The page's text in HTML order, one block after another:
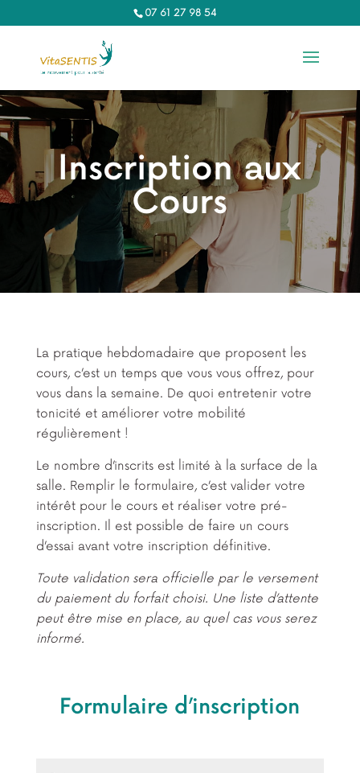
07 61 27 98 54‬
Inscription aux
Cours
La pratique hebdomadaire que proposent les
cours, c’est un temps que vous vous offrez, pour
vous dans la semaine. De quoi entretenir votre
tonicité et améliorer votre mobilité
régulièrement !
Le nombre d’inscrits est limité à la surface de la
salle. Remplir le formulaire, c’est valider votre
intérêt pour le cours et réaliser votre pré-
inscription. Il est possible de faire un cours
d’essai avant votre inscription définitive.
Toute validation sera officielle par le versement
du paiement du forfait choisi. Une liste d’attente
peut être mise en place, au quel cas vous serez
informé.
Formulaire d’inscription